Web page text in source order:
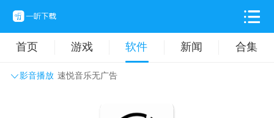
首页 游戏 软件 新闻 合集
影音播放 速悦音乐无广告